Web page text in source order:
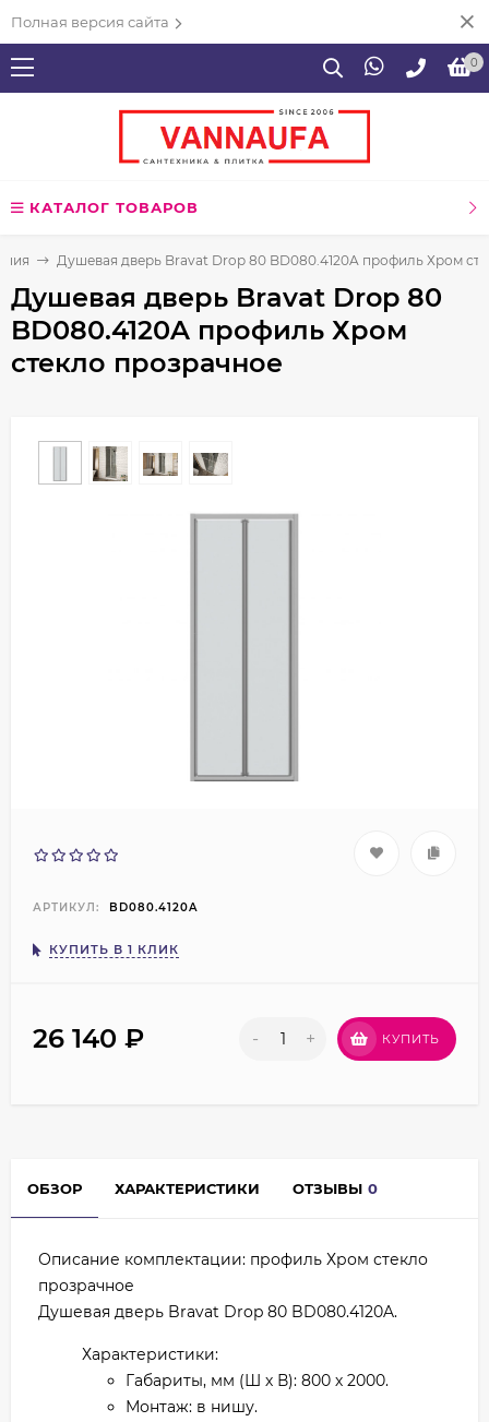
Полная версия сайта
0
КАТАЛОГ ТОВАРОВ
Душевая дверь Bravat Drop 80 BD080.4120A профиль Хром
Душевая дверь Bravat Drop 80
BD080.4120A профиль Хром
стекло прозрачное
АРТИКУЛ: BD080.4120A
КУПИТЬ В 1 КЛИК
26 140 ₽ - + КУПИТЬ
ОБЗОР ХАРАКТЕРИСТИКИ ОТЗЫВЫ 0
Описание комплектации: профиль Хром стекло
прозрачное
Душевая дверь Bravat Drop 80 BD080.4120A.
Характеристики:
Габариты, мм (Ш х В): 800 х 2000.
Монтаж: в нишу.